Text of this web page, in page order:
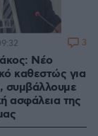
Νέο
καθεστώς για
συμβάλλουμε
ασφάλεια της
3